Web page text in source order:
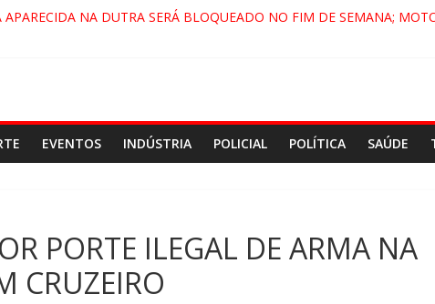
APARECIDA NA DUTRA SERÁ BLOQUEADO NO FIM DE SEMANA;
EVENTOS INDÚSTRIA POLICIAL POLÍTICA SAÚDE
PORTE ILEGAL DE ARMA NA
CRUZEIRO